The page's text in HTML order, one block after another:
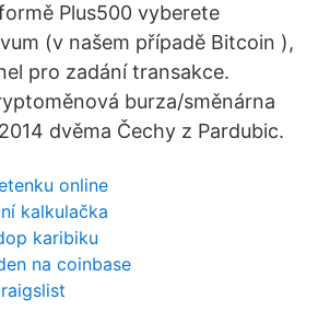
Plus500 vyberete
(v našem případě Bitcoin ),
pro zadání transakce.
burza/směnárna
dvěma Čechy z Pardubic.
online
kalkulačka
karibiku
na coinbase